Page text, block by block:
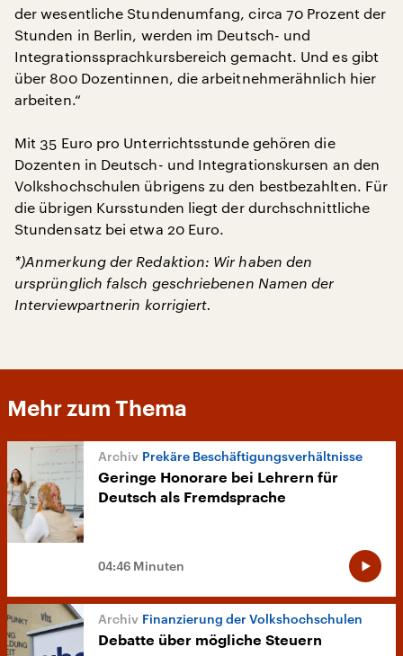
der wesentliche Stundenumfang, circa 70 Prozent der
Stunden in Berlin, werden im Deutsch- und
Integrationssprachkursbereich gemacht. Und es gibt
über 800 Dozentinnen, die arbeitnehmerähnlich hier
arbeiten.“
Mit 35 Euro pro Unterrichtsstunde gehören die
Dozenten in Deutsch- und Integrationskursen an den
Volkshochschulen übrigens zu den bestbezahlten. Für
die übrigen Kursstunden liegt der durchschnittliche
Stundensatz bei etwa 20 Euro.
*)Anmerkung der Redaktion: Wir haben den
ursprünglich falsch geschriebenen Namen der
Interviewpartnerin korrigiert.
Mehr zum Thema
Prekäre Beschäftigungsverhältnisse
Geringe Honorare bei Lehrern für
Deutsch als Fremdsprache
04:46 Minuten
Finanzierung der Volkshochschulen
Debatte über mögliche Steuern